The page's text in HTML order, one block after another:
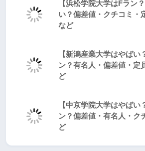
【浜松学院大学はFラン
い？偏差値・クチコミ・
など
【新潟産業大学はやばい
ン？有名人・偏差値・定
ど
【中京学院大学はやばい
ン？偏差値・有名人・ク
ど